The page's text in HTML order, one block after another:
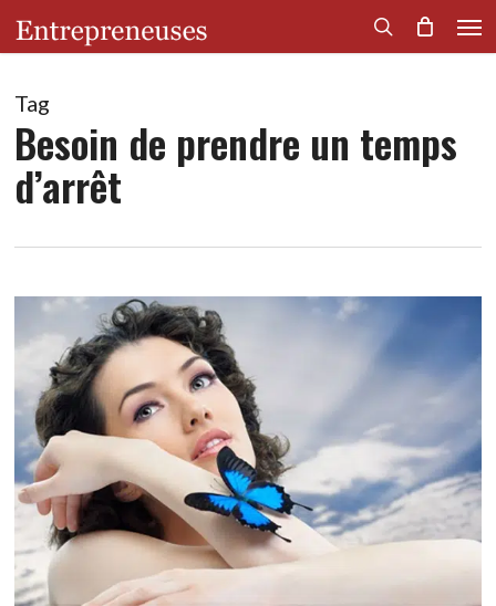
content
search
Tag
Besoin de prendre un temps
d’arrêt